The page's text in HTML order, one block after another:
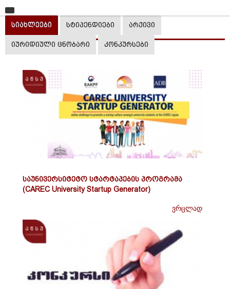
მთავარი
უნივერსიტეტი
სწავლა
ინტერნაციონალიზაცია
სიახლეები სტიპენდიები არქივი
იურიდიული ცნობარი კონკურსები
საუნივერსიტეტო სტარტაპების პროგრამა
(CAREC University Startup Generator)
ვრცლად